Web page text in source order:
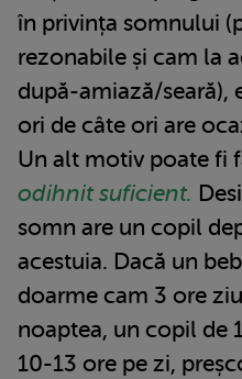
în privința somnului
rezonabile și cam la
după-amiază/seară),
ori de câte ori are
Un alt motiv poate fi
odihnit suficient.
somn are un copil
acestuia. Dacă un
doarme cam 3 ore
noaptea, un copil de
10-13 ore pe zi,